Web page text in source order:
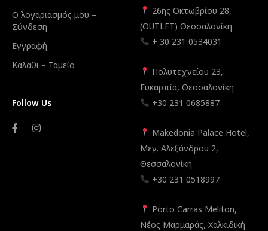
Ο λογαριασμός μου –
Σύνδεση
Εγγραφή
Καλάθι – Ταμείο
Follow Us
26ης Οκτωβρίου 28,
(OUTLET) Θεσσαλονίκη
+ 30 231 0534031
Πολυτεχνείου 23,
Ευκαρπία, Θεσσαλονίκη
+30 231 0685887
Makedonia Palace Hotel,
Μεγ. Αλεξάνδρου 2,
Θεσσαλονίκη
+30 231 0518997
Porto Carras Meliton,
Νέος Μαρμαράς, Χαλκιδική